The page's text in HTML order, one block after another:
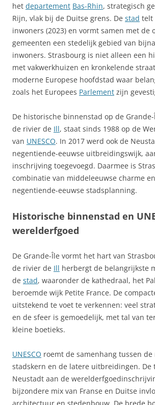
het departement Bas-Rhin, strategisch
Rijn, vlak bij de Duitse grens. De stad telt
inwoners (2023) en vormt samen met de
gemeenten een stedelijk gebied van
inwoners. Strasbourg is niet alleen een
met vakwerkhuizen en kronkelende
moderne Europese hoofdstad waar
zoals het Europees Parlement zijn
De historische binnenstad op de
de rivier de Ill, staat sinds 1988 op de
van UNESCO. In 2017 werd ook de
negentiende-eeuwse uitbreidingswijk,
inschrijving toegevoegd. Daarmee is
combinatie van middeleeuwse charme
negentiende-eeuwse stadsplanning.
Historische binnenstad en
werelderfgoed
De Grande-Île vormt het hart van
de rivier de Ill herbergt de belangrijkste
de stad, waaronder de kathedraal, het
beroemde wijk Petite France. De
uitstekend te voet te verkennen: veel
en de sfeer is gemoedelijk, met tal van
kleine boetieks.
UNESCO roemt de samenhang tussen
stadskern en de latere uitbreidingen. De
Neustadt aan de
bijzondere mix van Franse en Duitse